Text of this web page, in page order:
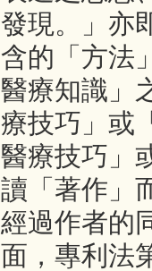
現。」亦
的「方法
療知識」
技巧」或
療技巧」
「著作」
過作者的
，專利法